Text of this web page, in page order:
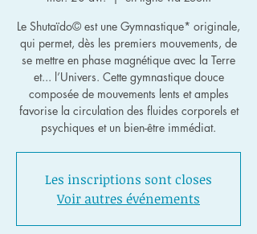
Le Shutaïdo© est une Gymnastique* originale,
qui permet, dès les premiers mouvements, de
se mettre en phase magnétique avec la Terre
et... l’Univers. Cette gymnastique douce
composée de mouvements lents et amples
favorise la circulation des fluides corporels et
psychiques et un bien-être immédiat.
Les inscriptions sont closes
Voir autres événements